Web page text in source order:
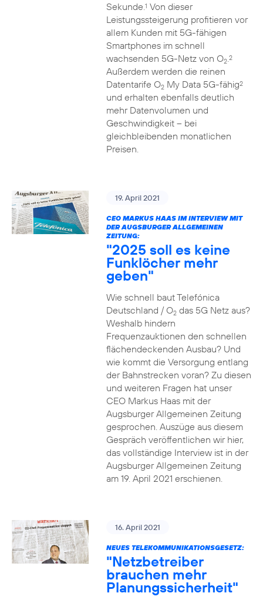
Sekunde.1 Von dieser
Leistungssteigerung profitieren vor
allem Kunden mit 5G-fähigen
Smartphones im schnell
wachsenden 5G-Netz von O2.2
Außerdem werden die reinen
Datentarife O2My Data 5G-fähig2
und erhalten ebenfalls deutlich
mehr Datenvolumen und
Geschwindigkeit – bei
gleichbleibenden monatlichen
Preisen.
19. April 2021
CEO MARKUS HAAS IM INTERVIEW MIT
DER AUGSBURGER ALLGEMEINEN
ZEITUNG:
"2025 soll es keine
Funklöcher mehr
geben"
Wie schnell baut Telefónica
Deutschland / O2das 5G Netz aus?
Weshalb hindern
Frequenzauktionen den schnellen
flächendeckenden Ausbau? Und
wie kommt die Versorgung entlang
der Bahnstrecken voran? Zu diesen
und weiteren Fragen hat unser
CEO Markus Haas mit der
Augsburger Allgemeinen Zeitung
gesprochen. Auszüge aus diesem
Gespräch veröffentlichen wir hier,
das vollständige Interview ist in der
Augsburger Allgemeinen Zeitung
am 19. April 2021 erschienen.
16. April 2021
NEUES TELEKOMMUNIKATIONSGESETZ:
"Netzbetreiber
brauchen mehr
Planungssicherheit"